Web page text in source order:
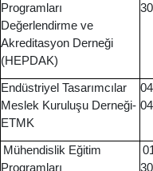
Programları
Değerlendirme ve
Akreditasyon Derneği
(HEPDAK)
Endüstriyel Tasarımcılar
Meslek Kuruluşu Derneği-
ETMK
Mühendislik Eğitim
Programları